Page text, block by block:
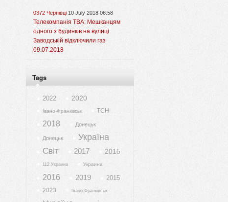
0372 Чернівці 10 July 2018 06:58
Телекомпанія ТВА: Мешканцям
одного з будинків на вулиці
Заводській відключили газ
09.07.2018
Tags
2022 2020
Івано-Франківськ ТСН
2018 Донецьк
Донецьк Україна
Світ 2017 2015
112 Украина Украина
2016 2019 2015
2023 Івано-Франківськ